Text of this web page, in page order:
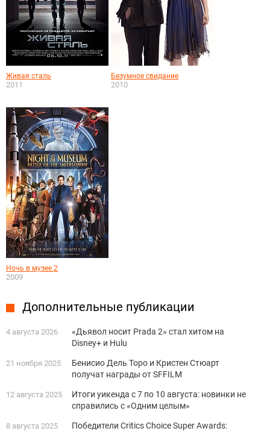
Живая сталь
2011
Безумное свидание
2010
Ночь в музее 2
2009
Дополнительные публикации
4 августа 2026
«Дьявол носит Prada 2» стал хитом на
Disney+ и Hulu
21 ноября 2025
Бенисио Дель Торо и Кристен Стюарт
получат награды от SFFILM
12 августа 2025
Итоги уикенда с 7 по 10 августа: новинки не
справились с «Одним целым»
8 августа 2025
Победители Critics Choice Super Awards: